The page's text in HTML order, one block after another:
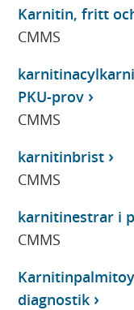
Karnitin, fritt
CMMS
PKU-prov
CMMS
karnitinbrist
CMMS
karnitinestrar i
CMMS
diagnostik